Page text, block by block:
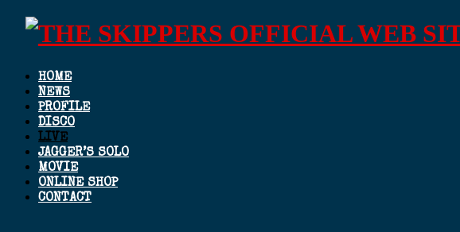
HOME
NEWS
PROFILE
DISCO
LIVE
JAGGER’S SOLO
MOVIE
ONLINE SHOP
CONTACT